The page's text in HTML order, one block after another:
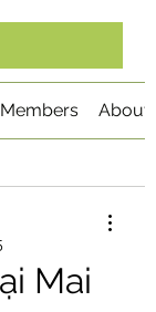
Members About
Mai